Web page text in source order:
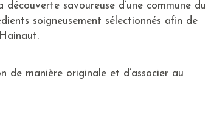
savoureuse d’une commune du
soigneusement sélectionnés afin de
de manière originale et d’associer au